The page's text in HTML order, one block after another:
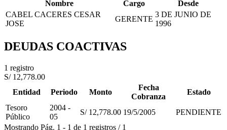
Nombre Cargo
Desde
CABEL CACERES CESAR
JOSE
GERENTE
3 DE JUNIO DE
1996
DEUDAS COACTIVAS
1 registro
S/ 12,778.00
Entidad
Periodo Monto
Fecha
Cobranza
Estado
Tesoro
Público
2004 -
05
S/ 12,778.00 19/5/2005
PENDIENTE
Mostrando Pág. 1 - 1 de 1 registros / 1